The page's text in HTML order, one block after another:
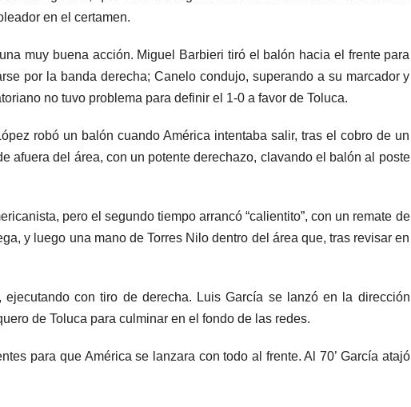
en el certamen.
muy buena acción. Miguel Barbieri tiró el balón hacia el frente para
por la banda derecha; Canelo condujo, superando a su marcador y
no tuvo problema para definir el 1-0 a favor de Toluca.
robó un balón cuando América intentaba salir, tras el cobro de un
afuera del área, con un potente derechazo, clavando el balón al poste
pero el segundo tiempo arrancó “calientito”, con un remate de
y luego una mano de Torres Nilo dentro del área que, tras revisar en
con tiro de derecha. Luis García se lanzó en la dirección
de Toluca para culminar en el fondo de las redes.
para que América se lanzara con todo al frente. Al 70’ García atajó